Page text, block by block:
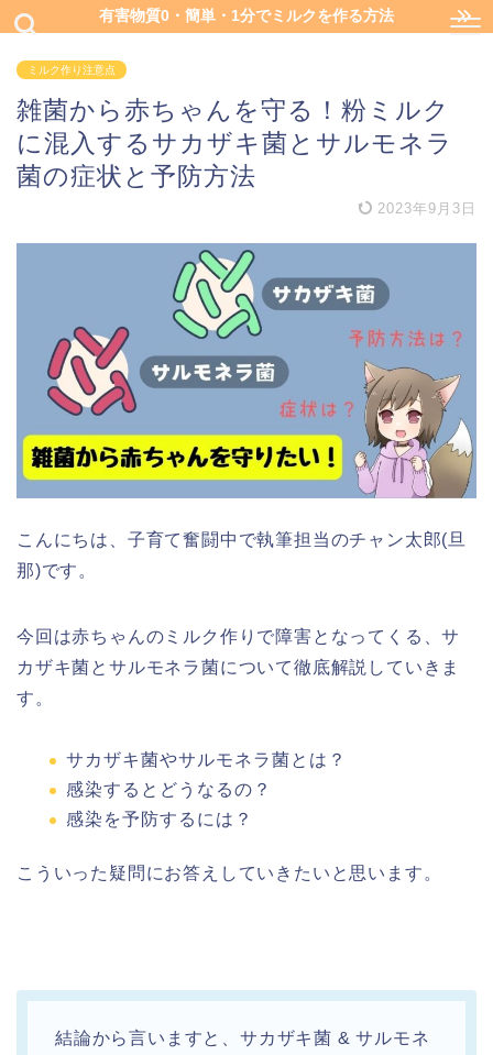
有害物質0・簡単・1分でミルクを作る方法
ミルク作り注意点
雑菌から赤ちゃんを守る！粉ミルク
に混入するサカザキ菌とサルモネラ
菌の症状と予防方法
2023年9月3日
こんにちは、子育て奮闘中で執筆担当のチャン太郎(旦
那)です。
今回は赤ちゃんのミルク作りで障害となってくる、サ
カザキ菌とサルモネラ菌について徹底解説していきま
す。
サカザキ菌やサルモネラ菌とは？
感染するとどうなるの？
感染を予防するには？
こういった疑問にお答えしていきたいと思います。
結論から言いますと、サカザキ菌 & サルモネ